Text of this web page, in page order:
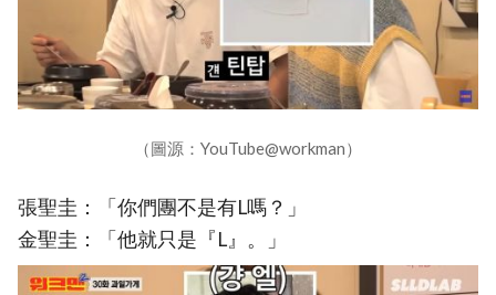
（圖源：YouTube@workman）
張聖圭：「你們團不是有L嗎？」
金聖圭：「他就只是『L』。」